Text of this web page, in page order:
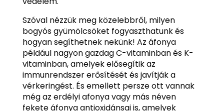
Szóval nézzük meg közelebbről, milyen
bogyós gyümölcsöket fogyaszthatunk és
hogyan segíthetnek nekünk! Az áfonya
például nagyon gazdag C-vitaminban és K-
vitaminban, amelyek elősegítik az
immunrendszer erősítését és javítják a
vérkeringést. És emellett persze ott vannak
még az erdélyi afonya vagy más néven
fekete áfonya antioxidánsai is, amelyek